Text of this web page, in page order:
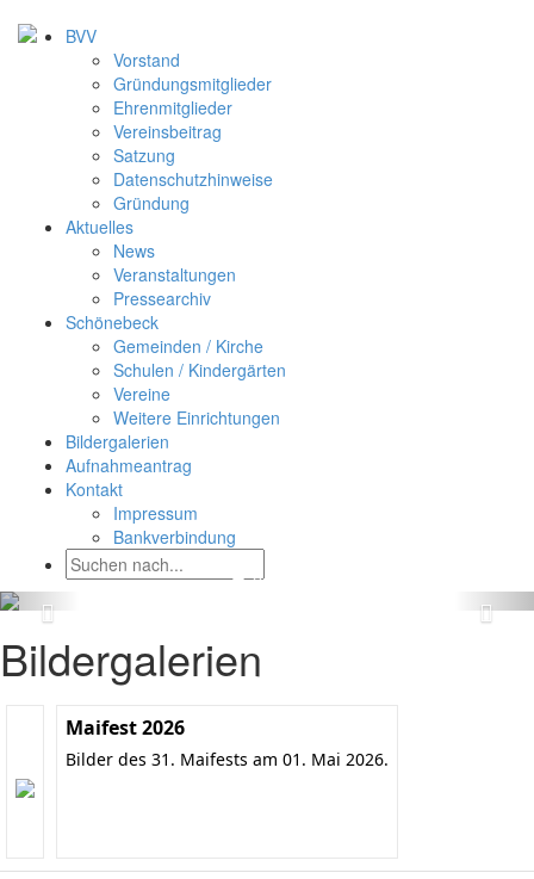
BVV
Vorstand
Gründungsmitglieder
Ehrenmitglieder
Vereinsbeitrag
Satzung
Datenschutzhinweise
Gründung
Aktuelles
News
Veranstaltungen
Pressearchiv
Schönebeck
Gemeinden / Kirche
Schulen / Kindergärten
Vereine
Weitere Einrichtungen
Bildergalerien
Aufnahmeantrag
Kontakt
Impressum
Bankverbindung
Bildergalerien
Maifest 2026
Bilder des 31. Maifests am 01. Mai 2026.